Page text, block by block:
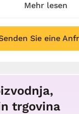
Mehr lesen
Sie eine
trgovina